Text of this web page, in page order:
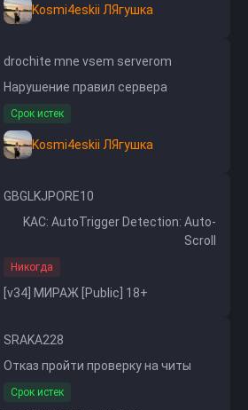
Kosmi4eskii ЛЯгушка
drochite mne vsem serverom
Нарушение правил сервера
Срок истек
Kosmi4eskii ЛЯгушка
GBGLKJPORE10
KAC: AutoTrigger Detection: Auto-
Scroll
Никогда
[v34] МИРАЖ [Public] 18+
SRAKA228
Отказ пройти проверку на читы
Срок истек